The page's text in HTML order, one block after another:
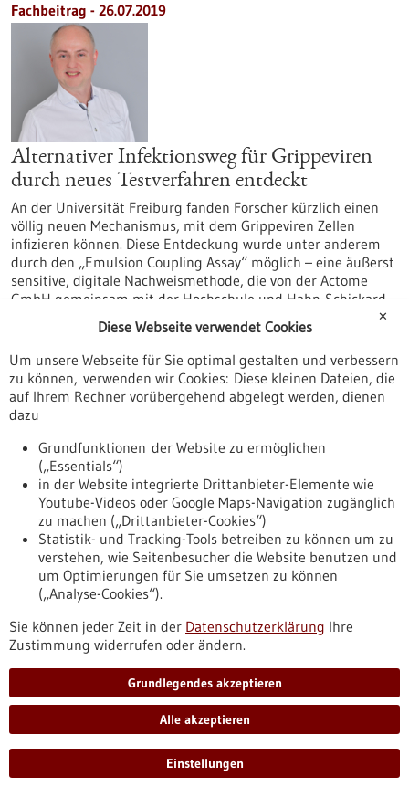
Fachbeitrag - 26.07.2019
Alternativer Infektionsweg für Grippeviren
durch neues Testverfahren entdeckt
An der Universität Freiburg fanden Forscher kürzlich einen
völlig neuen Mechanismus, mit dem Grippeviren Zellen
infizieren können. Diese Entdeckung wurde unter anderem
durch den „Emulsion Coupling Assay“ möglich – eine äußerst
sensitive, digitale Nachweismethode, die von der Actome
GmbH gemeinsam mit der Hochschule und Hahn-Schickard
entwickelt wurde, und mit der Forscher einzelne Moleküle
zählen können, um deren Wechselwirkung zu untersuchen.
https://www.gesundheitsindustrie-
bw.de/fachbeitrag/aktuell/alternativer-infektionsweg-fuer-
grippeviren-durch-neues-testverfahren-entdeckt
Digitalisierung - 24.07.2019
Zukunft_Gesundheit_Digital
https://www.gesundheitsindustrie-
bw.de/fachbeitrag/pm/zukunft-gesundheit-digital
Ländliche Fernbehandlungs- und Diagnostikzentren -
22.07.2019
„TeleMedicon – unsere OhneArztPraxis“
öffnet in Baden-Württemberg
Ab Oktober 2019 ist es endlich soweit: Nach über zweijähriger
Vorbereitungszeit öffnen in den Gemeinden Spiegelberg im
Rems-Murr-Kreis und Zweiflingen im Hohenlohekreis in
Baden-Württemberg die ersten beiden Standorte der
„TeleMedicon“-Praxen. Das Konzept sieht vor, dass mit Hilfe
der TeleMedicon-Praxen bereits bestehende oder drohende
Versorgungslücken geschlossen werden.
✕
Diese Webseite verwendet Cookies
Um unsere Webseite für Sie optimal gestalten und verbessern
zu können, verwenden wir Cookies: Diese kleinen Dateien, die
auf Ihrem Rechner vorübergehend abgelegt werden, dienen
dazu
Grundfunktionen der Website zu ermöglichen
(„Essentials“)
in der Website integrierte Drittanbieter-Elemente wie
Youtube-Videos oder Google Maps-Navigation zugänglich
zu machen („Drittanbieter-Cookies“)
Statistik- und Tracking-Tools betreiben zu können um zu
verstehen, wie Seitenbesucher die Website benutzen und
um Optimierungen für Sie umsetzen zu können
(„Analyse-Cookies“).
Sie können jeder Zeit in der Datenschutzerklärung Ihre
Zustimmung widerrufen oder ändern.
Grundlegendes akzeptieren
Alle akzeptieren
Einstellungen